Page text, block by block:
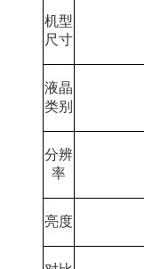
机型
尺寸
液晶
类别
分辨
率
亮度